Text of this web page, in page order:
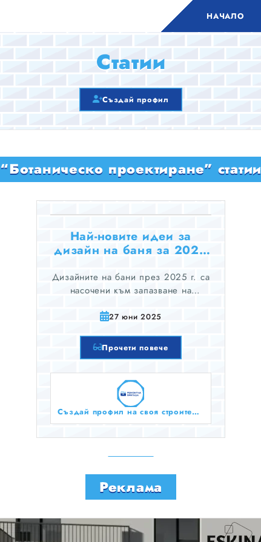
НАЧАЛО
Статии
Създай профил
“Ботаническо проектиране” статии
Най-новите идеи за
дизайн на баня за 2025
Дизайните на бани през 2025 г. са
насочени към запазване на
природата и технологиите.
дърво и камък стават все по-
популярни, докато зелените
решения за пестене на вода и
енергия се насърчават силно.
27 юни 2025
Прочети повече
Създай профил на своя строителен бизнес тук безплатно!
Реклама